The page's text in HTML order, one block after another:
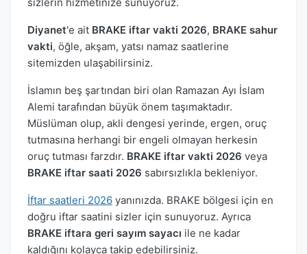
Diyanet'e ait BRAKE iftar vakti 2026, BRAKE sahur
vakti, öğle, akşam, yatsı namaz saatlerine
sitemizden ulaşabilirsiniz.
İslamın beş şartından biri olan Ramazan Ayı İslam
Alemi tarafından büyük önem taşımaktadır.
Müslüman olup, akli dengesi yerinde, ergen, oruç
tutmasına herhangi bir engeli olmayan herkesin
oruç tutması farzdır. BRAKE iftar vakti 2026 veya
BRAKE iftar saati 2026 sabırsızlıkla bekleniyor.
İftar saatleri 2026 yanınızda. BRAKE bölgesi için en
doğru iftar saatini sizler için sunuyoruz. Ayrıca
BRAKE iftara geri sayım sayacı ile ne kadar
kaldığını kolayca takip edebilirsiniz.